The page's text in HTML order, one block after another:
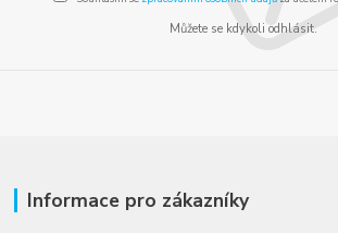
Můžete se kdykoli odhlásit.
Informace pro zákazníky